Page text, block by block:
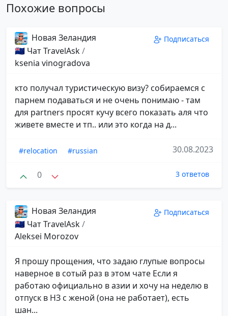
Похожие вопросы
Новая Зеландия
🇳🇿 Чат TravelAsk/
ksenia vinogradova
Подписаться
кто получал туристическую визу? собираемся с
парнем подаваться и не очень понимаю - там
для partners просят кучу всего показать аля что
живете вместе и тп.. или это когда на д...
#relocation #russian 30.08.2023
0 3 ответов
Новая Зеландия
🇳🇿 Чат TravelAsk/
Aleksei Morozov
Подписаться
Я прошу прощения, что задаю глупые вопросы
наверное в сотый раз в этом чате Если я
работаю официально в азии и хочу на неделю в
отпуск в НЗ с женой (она не работает), есть
шан...